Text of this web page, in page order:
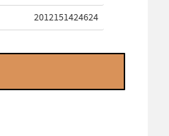
2012151424624